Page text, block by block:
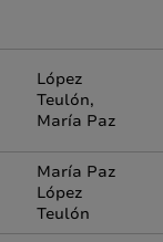
López
Teulón,
María Paz
María Paz
López
Teulón